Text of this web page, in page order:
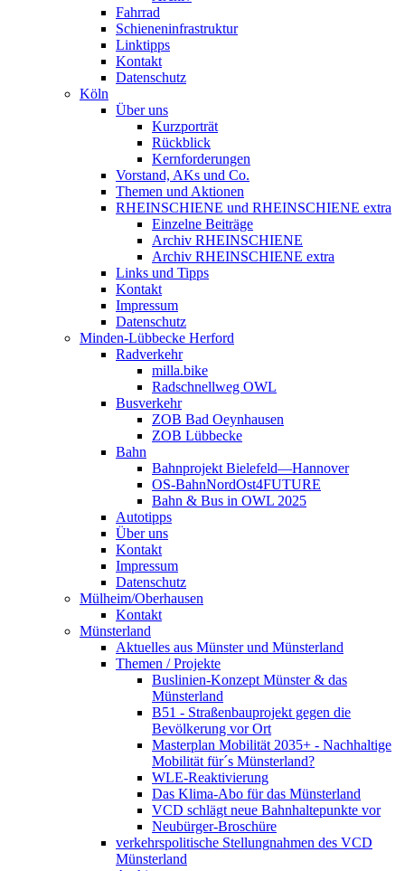
Fahrrad
Schieneninfrastruktur
Linktipps
Kontakt
Datenschutz
Köln
Über uns
Kurzporträt
Rückblick
Kernforderungen
Vorstand, AKs und Co.
Themen und Aktionen
RHEINSCHIENE und RHEINSCHIENE extra
Einzelne Beiträge
Archiv RHEINSCHIENE
Archiv RHEINSCHIENE extra
Links und Tipps
Kontakt
Impressum
Datenschutz
Minden-Lübbecke Herford
Radverkehr
milla.bike
Radschnellweg OWL
Busverkehr
ZOB Bad Oeynhausen
ZOB Lübbecke
Bahn
Bahnprojekt Bielefeld—Hannover
OS-BahnNordOst4FUTURE
Bahn & Bus in OWL 2025
Autotipps
Über uns
Kontakt
Impressum
Datenschutz
Mülheim/Oberhausen
Kontakt
Münsterland
Aktuelles aus Münster und Münsterland
Themen / Projekte
Buslinien-Konzept Münster & das
Münsterland
B51 - Straßenbauprojekt gegen die
Bevölkerung vor Ort
Masterplan Mobilität 2035+ - Nachhaltige
Mobilität für´s Münsterland?
WLE-Reaktivierung
Das Klima-Abo für das Münsterland
VCD schlägt neue Bahnhaltepunkte vor
Neubürger-Broschüre
verkehrspolitische Stellungnahmen des VCD
Münsterland